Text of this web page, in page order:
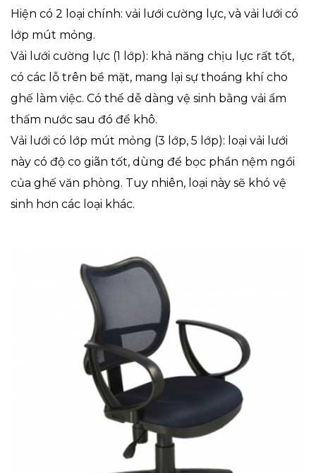
Hiện có 2 loại chính: vải lưới cường lực, và vải lưới có
lớp mút mỏng.
Vải lưới cường lực (1 lớp): khả năng chịu lực rất tốt,
có các lỗ trên bề mặt, mang lại sự thoáng khí cho
ghế làm việc. Có thể dễ dàng vệ sinh bằng vải ẩm
thấm nước sau đó để khô.
Vải lưới có lớp mút mỏng (3 lớp, 5 lớp): loại vải lưới
này có độ co giãn tốt, dùng để bọc phần nệm ngồi
của ghế văn phòng. Tuy nhiên, loại này sẽ khó vệ
sinh hơn các loại khác.